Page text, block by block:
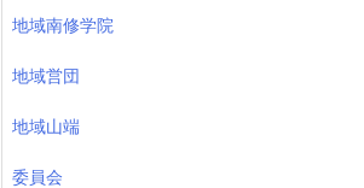
地域南修学院
地域営団
地域山端
委員会